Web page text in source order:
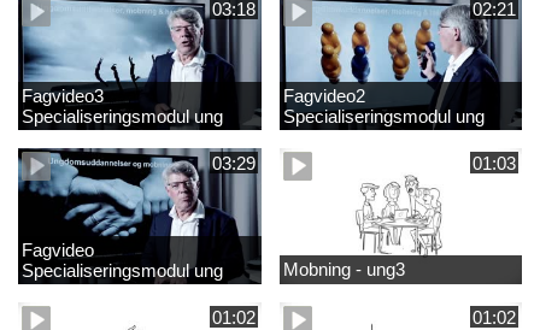
03:18
Fagvideo3
Specialiseringsmodul ung
02:21
Fagvideo2
Specialiseringsmodul ung
03:29
Fagvideo
Specialiseringsmodul ung
01:03
Mobning - ung3
01:02 01:02